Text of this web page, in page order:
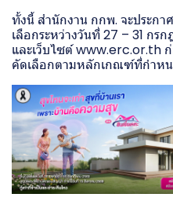
ทั้งนี้ สำนักงาน กกพ. จะประกา
เลือกระหว่างวันที่ 27 – 31 ก
และเว็บไซต์ www.erc.or.th
คัดเลือกตามหลักเกณฑ์ที่กำห